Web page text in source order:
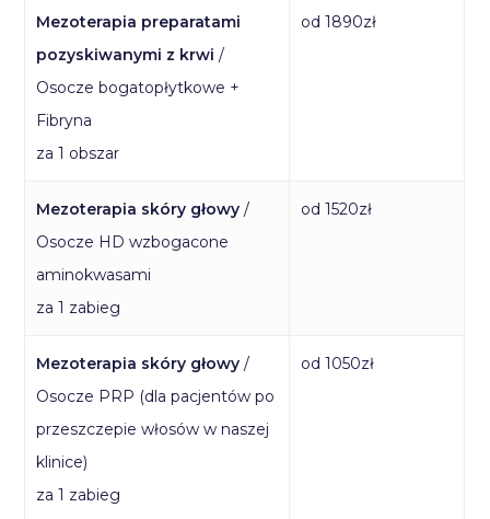
Mezoterapia preparatami
pozyskiwanymi z krwi /
Osocze bogatopłytkowe +
Fibryna
za 1 obszar
od 1890zł
Mezoterapia skóry głowy /
Osocze HD wzbogacone
aminokwasami
za 1 zabieg
od 1520zł
Mezoterapia skóry głowy /
Osocze PRP (dla pacjentów po
przeszczepie włosów w naszej
klinice)
za 1 zabieg
od 1050zł